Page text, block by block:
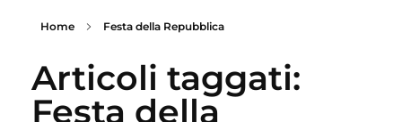
Home Festa della Repubblica
Articoli taggati:
Festa della